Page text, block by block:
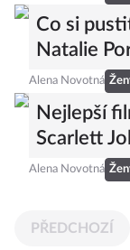
Co si
Natalie
Alena Novotná
Nejlepší
Scarlett
Alena Novotná
PŘEDCHOZÍ